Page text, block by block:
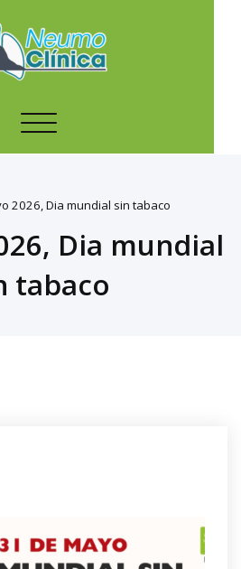
Toggle
2026, Dia mundial sin tabaco
Dia mundial
tabaco